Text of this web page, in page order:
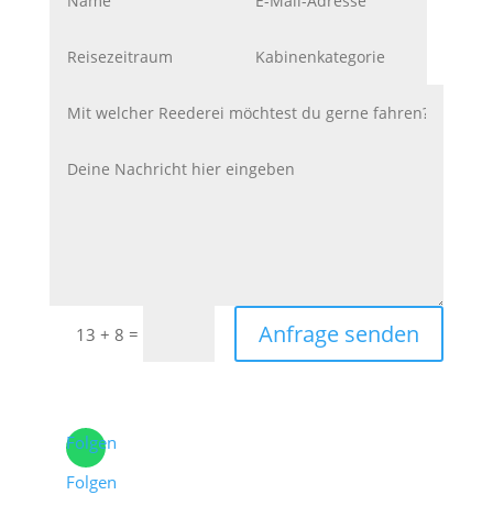
13 + 8 = Anfrage senden
Folgen
Folgen